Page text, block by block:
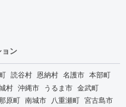
ン
読谷村 恩納村 名護市 本部町
村 沖縄市 うるま市 金武町
原町 南城市 八重瀬町 宮古島市